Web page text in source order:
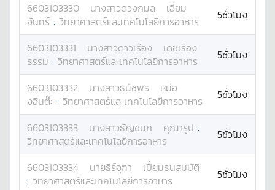
6603103330 นางสาวดวงกมล
เอี่ยม
จันทร์ : วิทยาศาสตร์และเทคโนโลยีการอาหาร 5ชั่วโมง
6603103331 นางสาวดาวเรือง
เดชเรือง
ธรรม : วิทยาศาสตร์และเทคโนโลยีการอาหาร 5ชั่วโมง
6603103332 นางสาวธนัชพร
หม่อ
งอินต๊ะ : วิทยาศาสตร์และเทคโนโลยีการอาหาร 5ชั่วโมง
6603103333 นางสาวธัญชนก คุณารูป :
วิทยาศาสตร์และเทคโนโลยีการอาหาร
5ชั่วโมง
6603103334 นายธีร์จุฑา
เปี่ยมธนสมบัติ
: วิทยาศาสตร์และเทคโนโลยีการอาหาร 5ชั่วโมง